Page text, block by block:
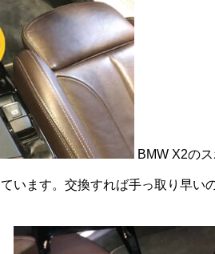
BMW X2のス
ています。交換すれば手っ取り早い